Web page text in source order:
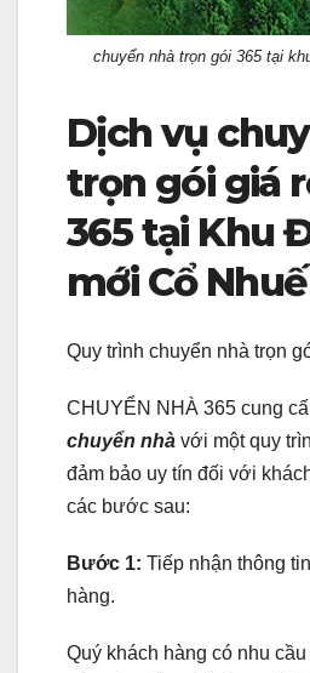
chuyển nhà trọn gói 365 tại
Dịch vụ
trọn gói giá
365 tại Khu
mới Cổ Nhuế
Quy trình chuyển nhà trọn
CHUYỂN NHÀ 365 cung
chuyển nhà với một quy
đảm bảo uy tín đối với
các bước sau:
Bước 1: Tiếp nhận thông
hàng.
Quý khách hàng có nhu cầu